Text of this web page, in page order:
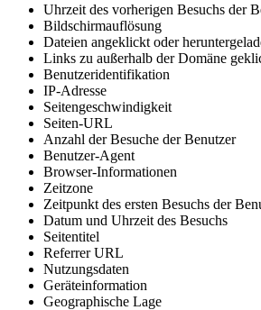
Uhrzeit des vorherigen Besuchs der
Bildschirmauflösung
Dateien angeklickt oder
Links zu außerhalb der Domäne
Benutzeridentifikation
IP-Adresse
Seitengeschwindigkeit
Seiten-URL
Anzahl der Besuche der Benutzer
Benutzer-Agent
Browser-Informationen
Zeitzone
Zeitpunkt des ersten Besuchs der
Datum und Uhrzeit des Besuchs
Seitentitel
Referrer URL
Nutzungsdaten
Geräteinformation
Geographische Lage